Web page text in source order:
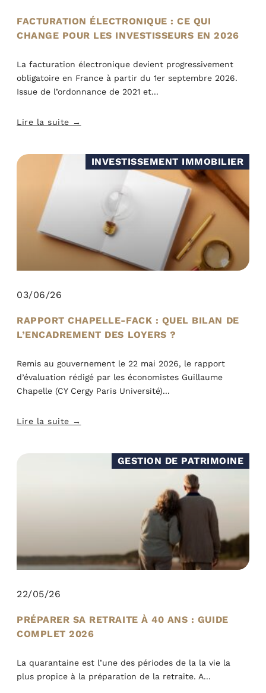
FACTURATION ÉLECTRONIQUE : CE QUI
CHANGE POUR LES INVESTISSEURS EN 2026
La facturation électronique devient progressivement
obligatoire en France à partir du 1er septembre 2026.
Issue de l’ordonnance de 2021 et
Lire la suite →
INVESTISSEMENT IMMOBILIER
RAPPORT CHAPELLE-FACK : QUEL BILAN DE
L’ENCADREMENT DES LOYERS ?
Remis au gouvernement le 22 mai 2026, le rapport
d’évaluation rédigé par les économistes Guillaume
Chapelle (CY Cergy Paris Université)
Lire la suite →
03/06/26
GESTION DE PATRIMOINE
PRÉPARER SA RETRAITE À 40 ANS : GUIDE
COMPLET 2026
La quarantaine est l’une des périodes de la la vie la
plus propice à la préparation de la retraite. A
22/05/26